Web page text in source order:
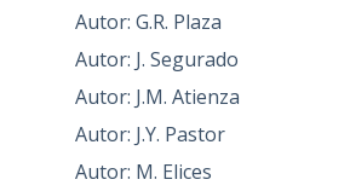
Autor: G.R. Plaza
Autor: J. Segurado
Autor: J.M. Atienza
Autor: J.Y. Pastor
Autor: M. Elices